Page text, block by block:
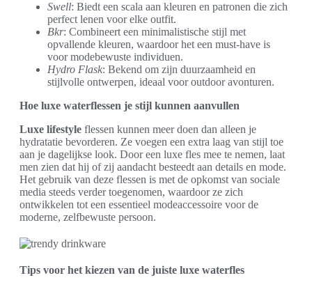
Swell: Biedt een scala aan kleuren en patronen die zich
perfect lenen voor elke outfit.
Bkr: Combineert een minimalistische stijl met
opvallende kleuren, waardoor het een must-have is
voor modebewuste individuen.
Hydro Flask: Bekend om zijn duurzaamheid en
stijlvolle ontwerpen, ideaal voor outdoor avonturen.
Hoe luxe waterflessen je stijl kunnen aanvullen
Luxe lifestyle flessen kunnen meer doen dan alleen je
hydratatie bevorderen. Ze voegen een extra laag van stijl toe
aan je dagelijkse look. Door een luxe fles mee te nemen, laat
men zien dat hij of zij aandacht besteedt aan details en mode.
Het gebruik van deze flessen is met de opkomst van sociale
media steeds verder toegenomen, waardoor ze zich
ontwikkelen tot een essentieel modeaccessoire voor de
moderne, zelfbewuste persoon.
Tips voor het kiezen van de juiste luxe waterfles